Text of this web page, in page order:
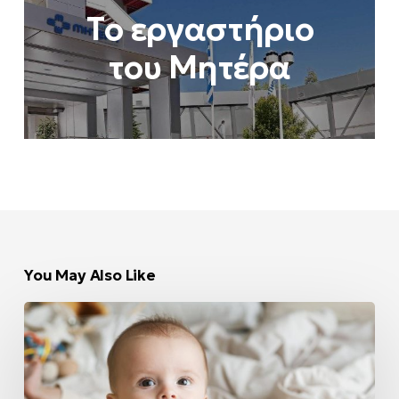
Tο εργαστήριο
του Μητέρα
You May Also Like
Case
reports
–